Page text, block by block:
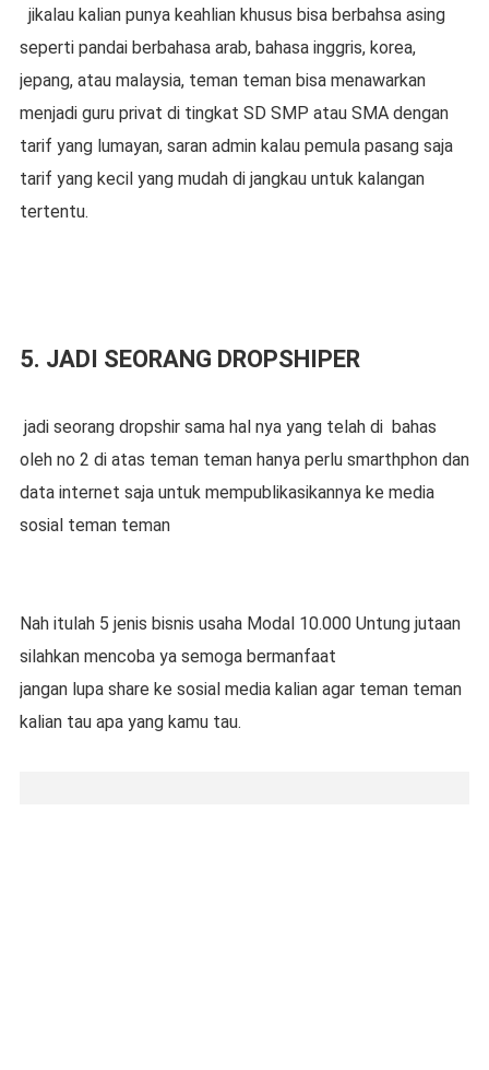
jikalau kalian punya keahlian khusus bisa berbahsa asing
seperti pandai berbahasa arab, bahasa inggris, korea,
jepang, atau malaysia, teman teman bisa menawarkan
menjadi guru privat di tingkat SD SMP atau SMA dengan
tarif yang lumayan, saran admin kalau pemula pasang saja
tarif yang kecil yang mudah di jangkau untuk kalangan
tertentu.
5. JADI SEORANG DROPSHIPER
jadi seorang dropshir sama hal nya yang telah di bahas
oleh no 2 di atas teman teman hanya perlu smarthphon dan
data internet saja untuk mempublikasikannya ke media
sosial teman teman
Nah itulah 5 jenis bisnis usaha Modal 10.000 Untung jutaan
silahkan mencoba ya semoga bermanfaat
jangan lupa share ke sosial media kalian agar teman teman
kalian tau apa yang kamu tau.